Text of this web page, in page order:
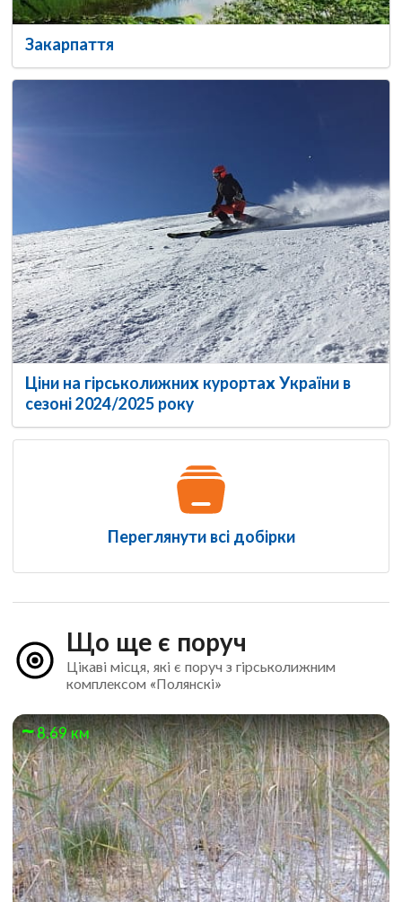
Закарпаття
Ціни на гірськолижних курортах України в
сезоні 2024/2025 року
Переглянути всі добірки
Що ще є поруч
Цікаві місця, які є поруч з гірськолижним
комплексом «Полянскі»
8.69 км